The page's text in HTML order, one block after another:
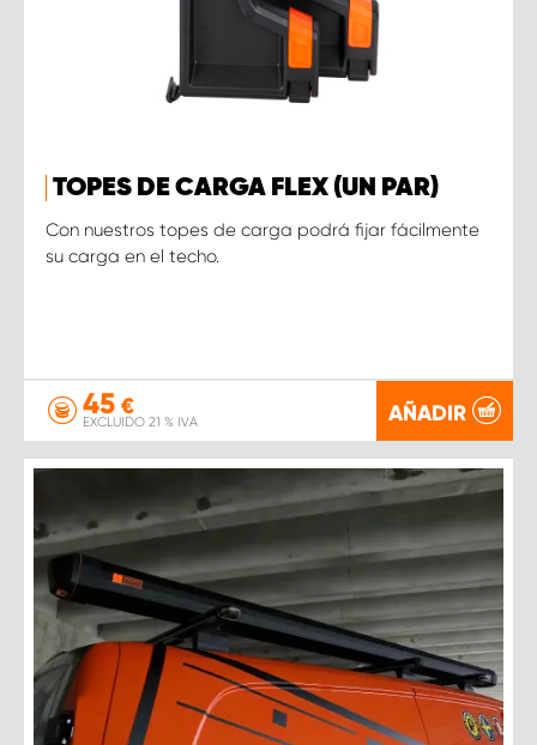
TOPES DE CARGA FLEX (UN PAR)
Con nuestros topes de carga podrá fijar fácilmente
su carga en el techo.
45 €
EXCLUIDO 21 % IVA AÑADIR